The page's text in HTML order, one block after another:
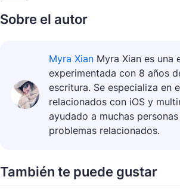
Sobre el autor
Myra Xian Myra Xian es una
experimentada con 8 años
escritura. Se especializa en
relacionados con iOS y
ayudado a muchas
problemas relacionados.
También te puede gustar